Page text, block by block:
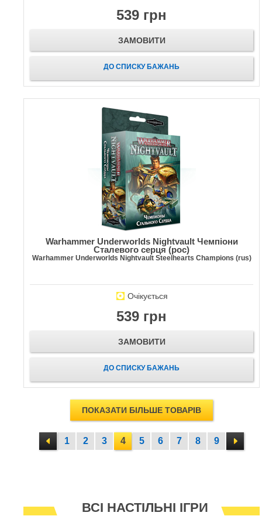
539 грн
ЗАМОВИТИ
ДО СПИСКУ БАЖАНЬ
Warhammer Underworlds Nightvault Чемпіони
Сталевого серця (рос)
Warhammer Underworlds Nightvault Steelhearts Champions (rus)
Очікується
539 грн
ЗАМОВИТИ
ДО СПИСКУ БАЖАНЬ
ПОКАЗАТИ БІЛЬШЕ ТОВАРІВ
1 2 3 4 5 6 7 8 9
ВСІ НАСТІЛЬНІ ІГРИ